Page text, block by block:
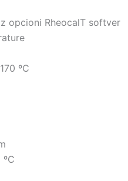
opcioni RheocalT softver
ºC